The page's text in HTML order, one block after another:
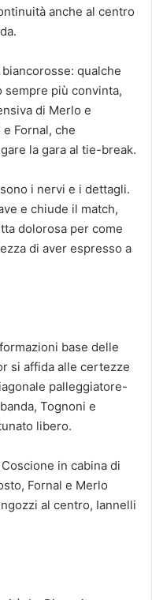
anche al centro
qualche
sempre più convinta,
di Merlo e
Fornal, che
la gara al tie-break.
i nervi e i dettagli.
e chiude il match,
dolorosa per come
di aver espresso a
base delle
si affida alle certezze
palleggiatore-
Tognoni e
libero.
in cabina di
Fornal e Merlo
al centro, Iannelli